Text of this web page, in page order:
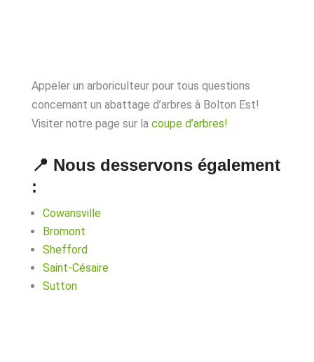
Appeler un arboriculteur pour tous questions
concernant un abattage d’arbres à Bolton Est!
Visiter notre page sur la coupe d’arbres!
📍 Nous desservons également
:
Cowansville
Bromont
Shefford
Saint-Césaire
Sutton